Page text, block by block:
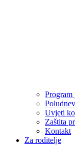
Program
Uvjeti
Zaštita
Kontakt
Za roditelje